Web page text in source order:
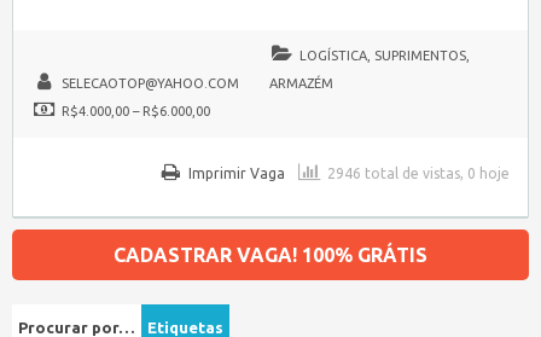
SELECAOTOP@YAHOO.COM
LOGÍSTICA, SUPRIMENTOS,
ARMAZÉM
R$4.000,00 – R$6.000,00
2946 total de vistas, 0 hoje
Imprimir Vaga
CADASTRAR VAGA! 100% GRÁTIS
Procurar por… Etiquetas